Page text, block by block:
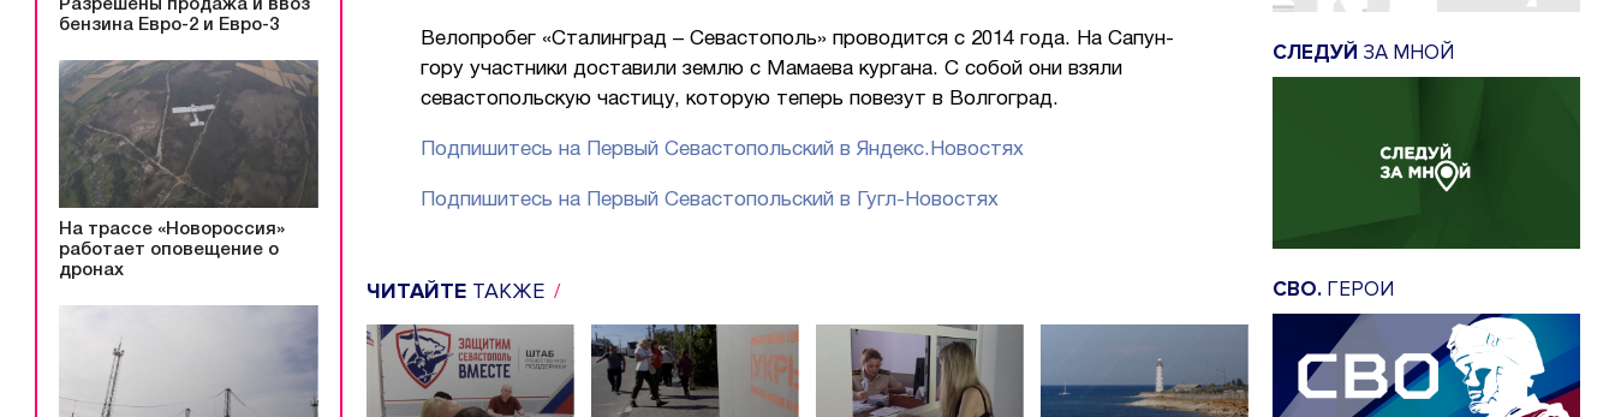
Разрешены продажа и ввоз
бензина Евро-2 и Евро-3
На трассе «Новороссия»
работает оповещение о
дронах
Велопробег «Сталинград – Севастополь» проводится с 2014 года. На Сапун-
гору участники доставили землю с Мамаева кургана. С собой они взяли
севастопольскую частицу, которую теперь повезут в Волгоград.
Подпишитесь на Первый Севастопольский в Яндекс.Новостях
Подпишитесь на Первый Севастопольский в Гугл-Новостях
ЧИТАЙТЕ ТАКЖЕ
СЛЕДУЙ ЗА МНОЙ
СВО. ГЕРОИ